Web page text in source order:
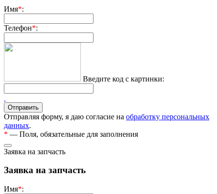
Имя*:
Телефон*:
Введите код с картинки:
Отправляя форму, я даю согласие на обработку персональных
данных.
* — Поля, обязательные для заполнения
Заявка на запчасть
Заявка на запчасть
Имя*: